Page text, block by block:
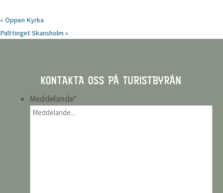
« Öppen Kyrka
Palttinget Skansholm»
KONTAKTA OSS PÅ TURISTBYRÅN
Meddelande*